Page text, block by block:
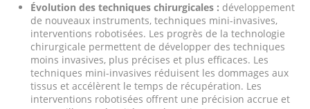
Évolution des techniques chirurgicales : développement
de nouveaux instruments, techniques mini-invasives,
interventions robotisées. Les progrès de la technologie
chirurgicale permettent de développer des techniques
moins invasives, plus précises et plus efficaces. Les
techniques mini-invasives réduisent les dommages aux
tissus et accélèrent le temps de récupération. Les
interventions robotisées offrent une précision accrue et